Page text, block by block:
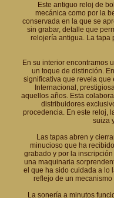
Este antiguo reloj de
mecánica como por la
conservada en la que se
sin grabar, detalle que
relojería antigua. La tapa
En su interior encontramos
un toque de distinción.
significativa que revela que
Internacional,
aquellos años. Esta
distribuidores
procedencia. En este reloj,
suiza
Las tapas abren y
minucioso que ha
grabado y por la
una maquinaria
el que ha sido cuidada a lo
reflejo de un
La sonería a minutos